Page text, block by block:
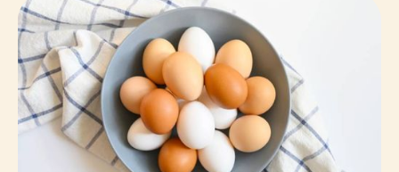
métabolisme actif toute la matinée. Mais encore
faut-il savoir quels aliments privilégier et comment
équilibrer ce premier repas.